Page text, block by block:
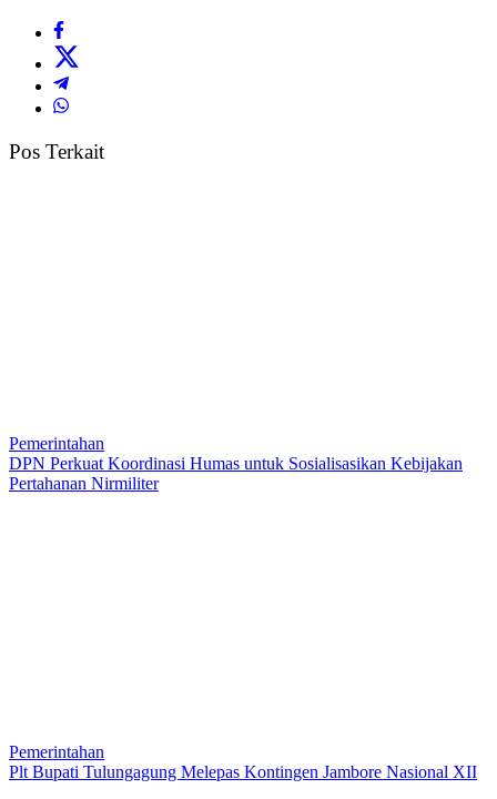
Pos Terkait
Pemerintahan
DPN Perkuat Koordinasi Humas untuk Sosialisasikan Kebijakan
Pertahanan Nirmiliter
Pemerintahan
Plt Bupati Tulungagung Melepas Kontingen Jambore Nasional XII